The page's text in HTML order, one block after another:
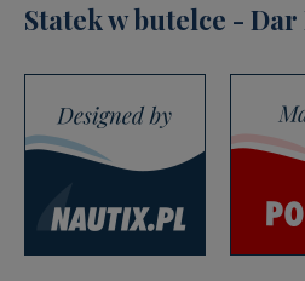
Statek w butelce -